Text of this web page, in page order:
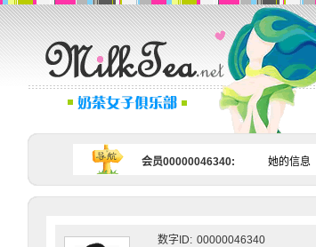
会员00000046340: 她的信息
数字ID: 00000046340